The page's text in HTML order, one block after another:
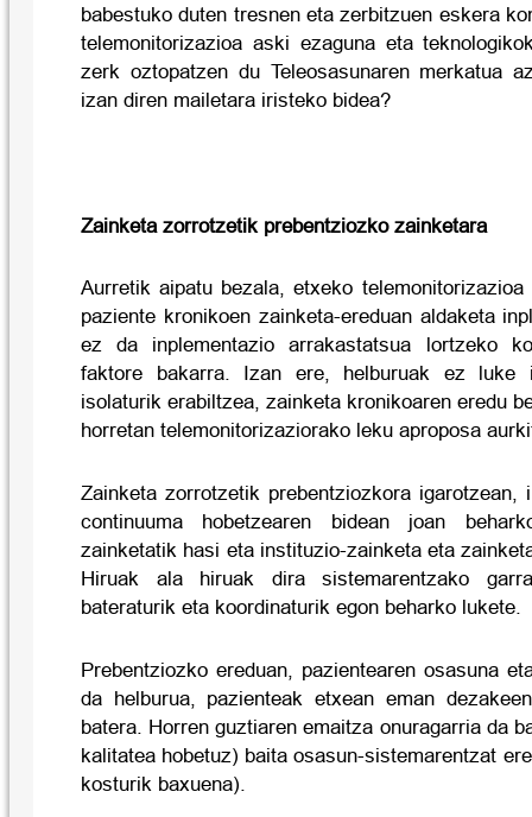
babestuko duten tresnen eta zerbitzuen eskera
telemonitorizazioa aski ezaguna eta
zerk oztopatzen du Teleosasunaren merkatua
izan diren mailetara iristeko bidea?
Zainketa zorrotzetik prebentziozko zainketara
Aurretik aipatu bezala, etxeko
paziente kronikoen zainketa-ereduan aldaketa
ez da inplementazio arrakastatsua lortzeko
faktore bakarra. Izan ere, helburuak ez luke
isolaturik erabiltzea, zainketa kronikoaren eredu
horretan telemonitorizaziorako leku aproposa
Zainketa zorrotzetik prebentziozkora igarotzean,
continuuma hobetzearen bidean joan
zainketatik hasi eta instituzio-zainketa eta
Hiruak ala hiruak dira sistemarentzako
bateraturik eta koordinaturik egon beharko lukete.
Prebentziozko ereduan, pazientearen osasuna
da helburua, pazienteak etxean eman
batera. Horren guztiaren emaitza onuragarria da
kalitatea hobetuz) baita osasun-sistemarentzat
kosturik baxuena).